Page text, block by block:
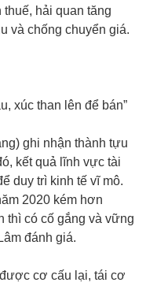
hải quan tăng
và chống chuyển giá.
xúc than lên để bán”
ghi nhận thành tựu
kết quả lĩnh vực tài
duy trì kinh tế vĩ mô.
2020 kém hơn
thì có cố gắng và vững
đánh giá.
cơ cấu lại, tái cơ